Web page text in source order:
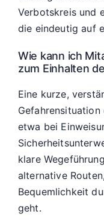
Verbotskreis und
die eindeutig auf
Wie kann ich
zum Einhalten
Eine kurze,
etwa bei
klare
alternative
Bequemlichkeit
geht.